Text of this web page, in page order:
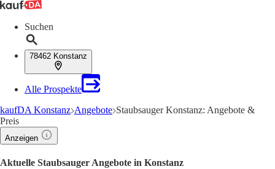
Suchen
78462 Konstanz
Alle Prospekte
kaufDA Konstanz Angebote Staubsauger Konstanz: Angebote &
Preis
Anzeigen
Aktuelle Staubsauger Angebote in Konstanz